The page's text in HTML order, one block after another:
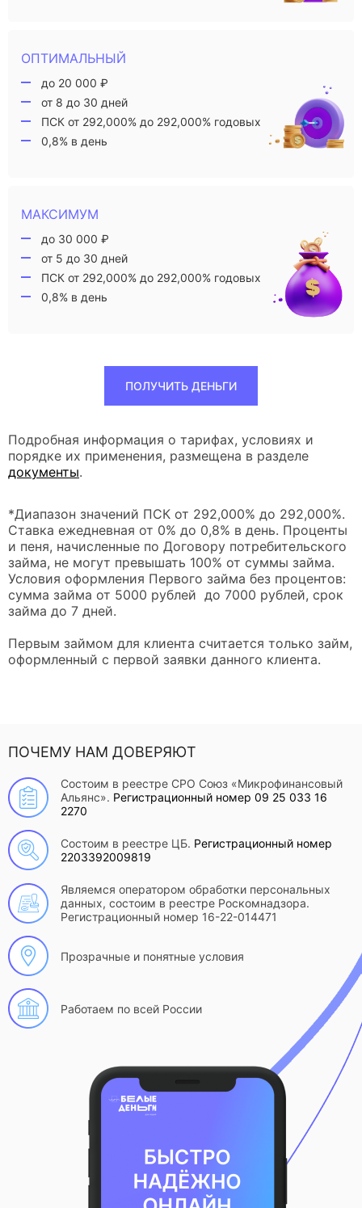
ОПТИМАЛЬНЫЙ
до 20 000 ₽
от 8 до 30 дней
ПСК от 292,000% до 292,000% годовых
0,8% в день
МАКСИМУМ
до 30 000 ₽
от 5 до 30 дней
ПСК от 292,000% до 292,000% годовых
0,8% в день
ПОЛУЧИТЬ ДЕНЬГИ
Подробная информация о тарифах, условиях и
порядке их применения, размещена в разделе
документы.
*Диапазон значений ПСК от 292,000% до 292,000%.
Ставка ежедневная от 0% до 0,8% в день. Проценты
и пеня, начисленные по Договору потребительского
займа, не могут превышать 100% от суммы займа.
Условия оформления Первого займа без процентов:
сумма займа от 5000 рублей до 7000 рублей, срок
займа до 7 дней.
Первым займом для клиента считается только займ,
оформленный с первой заявки данного клиента.
ПОЧЕМУ НАМ ДОВЕРЯЮТ
Состоим в реестре СРО Союз «Микрофинансовый
Альянс». Регистрационный номер 09 25 033 16
2270
Состоим в реестре ЦБ. Регистрационный номер
2203392009819
Являемся оператором обработки персональных
данных, состоим в реестре Роскомнадзора.
Регистрационный номер 16-22-014471
Прозрачные и понятные условия
Работаем по всей России